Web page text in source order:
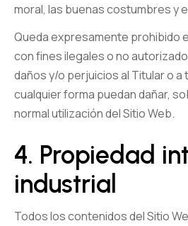
moral, las buenas costumbres y
Queda expresamente prohibido
con fines ilegales o no
daños y/o perjuicios al Titular o
cualquier forma puedan dañar,
normal utilización del Sitio Web.
4. Propiedad
industrial
Todos los contenidos del Sitio